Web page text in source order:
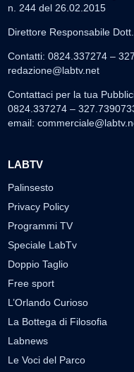
n. 244 del 26.02.2015
Direttore Responsabile
Contatti: 0824.337274 –
redazione@labtv.net
Contattaci per la tua
0824.337274 –
email:
LABTV
Palinsesto
Privacy Policy
Programmi TV
Speciale LabTv
Doppio Taglio
Free sport
L’Orlando Curioso
La Bottega di Filosofia
Labnews
Le Voci del Parco